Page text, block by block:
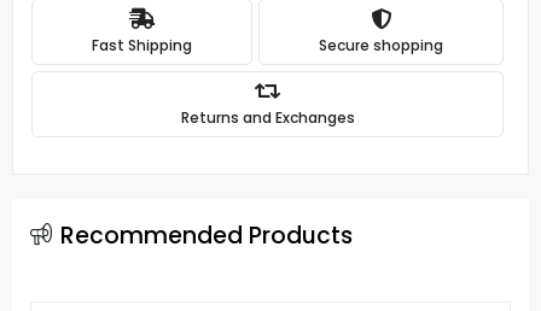
Fast Shipping Secure shopping
Returns and Exchanges
Recommended Products